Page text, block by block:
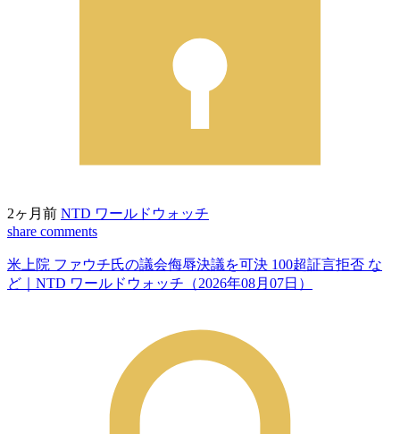
2ヶ月前 NTD ワールドウォッチ
share comments
米上院 ファウチ氏の議会侮辱決議を可決 100超証言拒否 な
ど｜NTD ワールドウォッチ（2026年08月07日）